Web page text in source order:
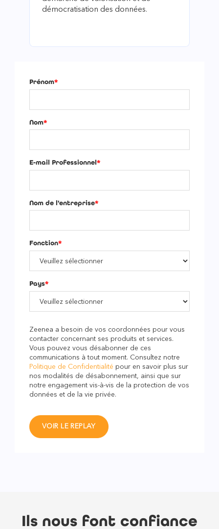
démocratisation des données.
Prénom*
Nom*
E-mail Professionnel*
Nom de l'entreprise*
Fonction*
Pays*
Zeenea a besoin de vos coordonnées pour vous
contacter concernant ses produits et services.
Vous pouvez vous désabonner de ces
communications à tout moment. Consultez notre
Politique de Confidentialité pour en savoir plus sur
nos modalités de désabonnement, ainsi que sur
notre engagement vis-à-vis de la protection de vos
données et de la vie privée.
Ils nous font confiance